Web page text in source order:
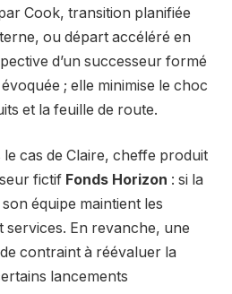
Cook, transition planifiée
ou départ accéléré en
d’un successeur formé
; elle minimise le choc
et la feuille de route.
cas de Claire, cheffe produit
fictif Fonds Horizon : si la
équipe maintient les
services. En revanche, une
contraint à réévaluer la
lancements